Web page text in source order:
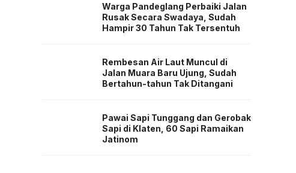
Warga Pandeglang Perbaiki Jalan
Rusak Secara Swadaya, Sudah
Hampir 30 Tahun Tak Tersentuh
Rembesan Air Laut Muncul di
Jalan Muara Baru Ujung, Sudah
Bertahun-tahun Tak Ditangani
Pawai Sapi Tunggang dan Gerobak
Sapi di Klaten, 60 Sapi Ramaikan
Jatinom